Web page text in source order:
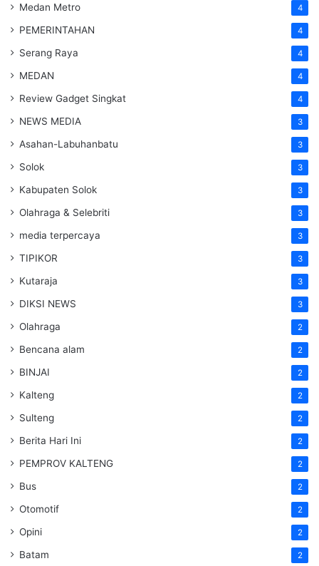
Medan Metro 4
PEMERINTAHAN 4
Serang Raya 4
MEDAN 4
Review Gadget Singkat 4
NEWS MEDIA 3
Asahan-Labuhanbatu 3
Solok 3
Kabupaten Solok 3
Olahraga & Selebriti 3
media terpercaya 3
TIPIKOR 3
Kutaraja 3
DIKSI NEWS 3
Olahraga 2
Bencana alam 2
BINJAI 2
Kalteng 2
Sulteng 2
Berita Hari Ini 2
PEMPROV KALTENG 2
Bus 2
Otomotif 2
Opini 2
Batam 2